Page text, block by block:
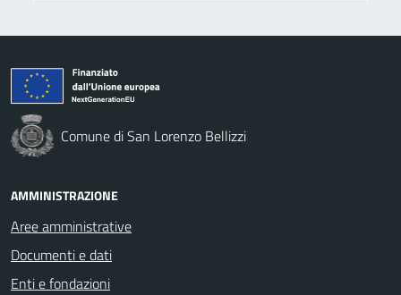
Comune di San Lorenzo Bellizzi
AMMINISTRAZIONE
Aree amministrative
Documenti e dati
Enti e fondazioni